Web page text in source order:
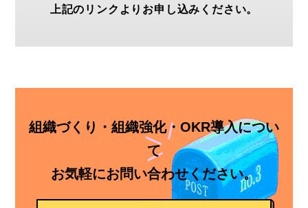
上記のリンクよりお申し込みください。
組織づくり・組織強化・OKR導入につい
て
お気軽にお問い合わせください。